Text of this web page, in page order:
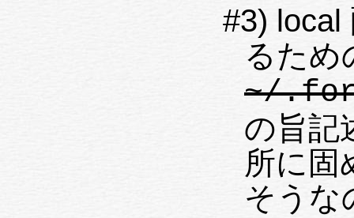
#3) local
るため
~/
の旨記
所に固
そうな